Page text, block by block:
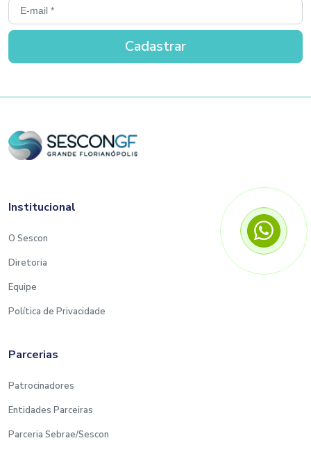
Institucional
O Sescon
Diretoria
Equipe
Política de Privacidade
Parcerias
Patrocinadores
Entidades Parceiras
Parceria Sebrae/Sescon